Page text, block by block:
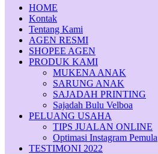
HOME
Kontak
Tentang Kami
AGEN RESMI
SHOPEE AGEN
PRODUK KAMI
MUKENA ANAK
SARUNG ANAK
SAJADAH PRINTING
Sajadah Bulu Velboa
PELUANG USAHA
TIPS JUALAN ONLINE
Optimasi Instagram Pemula
TESTIMONI 2022